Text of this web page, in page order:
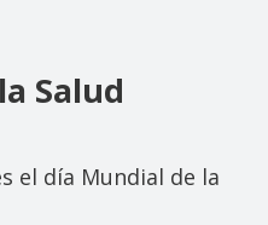
Salud
el día Mundial de la